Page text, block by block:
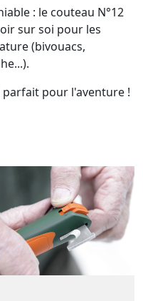
: le couteau N°12
sur soi pour les
(bivouacs,
parfait pour l'aventure !